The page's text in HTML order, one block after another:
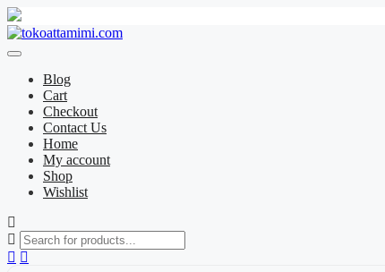
Skip
to
Blog
Cart
Checkout
Contact Us
Home
My account
Shop
Wishlist